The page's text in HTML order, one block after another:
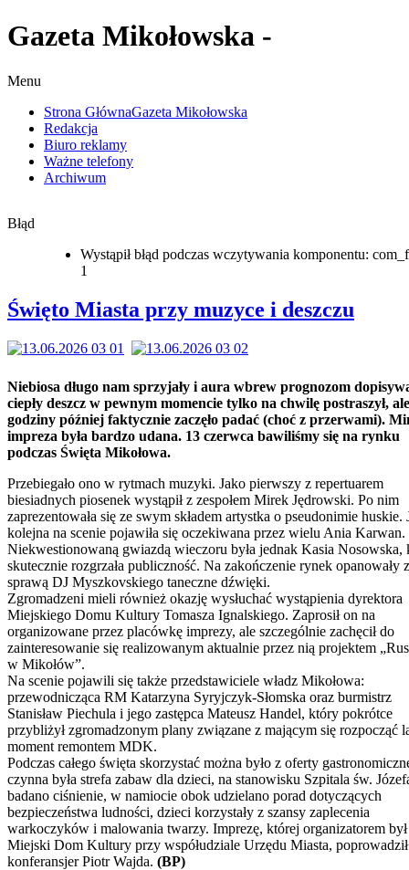
Gazeta Mikołowska -
Menu
Strona GłównaGazeta Mikołowska
Redakcja
Biuro reklamy
Ważne telefony
Archiwum
Błąd
Wystąpił błąd podczas wczytywania komponentu:
1
Święto Miasta przy muzyce i deszczu
Niebiosa długo nam sprzyjały i aura wbrew prognozom
ciepły deszcz w pewnym momencie tylko na chwilę postraszył,
godziny później faktycznie zaczęło padać (choć z przerwami).
impreza była bardzo udana. 13 czerwca bawiliśmy się na rynku
podczas Święta Mikołowa.
Przebiegało ono w rytmach muzyki. Jako pierwszy z repertuarem
biesiadnych piosenek wystąpił z zespołem Mirek Jędrowski. Po nim
zaprezentowała się ze swym składem artystka o pseudonimie huskie.
kolejna na scenie pojawiła się oczekiwana przez wielu Ania Karwan.
Niekwestionowaną gwiazdą wieczoru była jednak Kasia Nosowska,
skutecznie rozgrzała publiczność. Na zakończenie rynek opanowały
sprawą DJ Myszkovskiego taneczne dźwięki.
Zgromadzeni mieli również okazję wysłuchać wystąpienia dyrektora
Miejskiego Domu Kultury Tomasza Ignalskiego. Zaprosił on na
organizowane przez placówkę imprezy, ale szczególnie zachęcił do
zainteresowanie się realizowanym aktualnie przez nią projektem
w Mikołów”.
Na scenie pojawili się także przedstawiciele władz Mikołowa:
przewodnicząca RM Katarzyna Syryjczyk-Słomska oraz burmistrz
Stanisław Piechula i jego zastępca Mateusz Handel, który pokrótce
przybliżył zgromadzonym plany związane z mającym się rozpocząć
moment remontem MDK.
Podczas całego święta skorzystać można było z oferty
czynna była strefa zabaw dla dzieci, na stanowisku Szpitala św.
badano ciśnienie, w namiocie obok udzielano porad dotyczących
bezpieczeństwa ludności, dzieci korzystały z szansy zaplecenia
warkoczyków i malowania twarzy. Imprezę, której organizatorem był
Miejski Dom Kultury przy współudziale Urzędu Miasta,
konferansjer Piotr Wajda. (BP)